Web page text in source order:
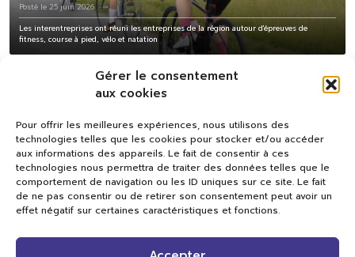
Gérer le consentement
aux cookies
Pour offrir les meilleures expériences, nous utilisons des
technologies telles que les cookies pour stocker et/ou accéder
aux informations des appareils. Le fait de consentir à ces
technologies nous permettra de traiter des données telles que le
comportement de navigation ou les ID uniques sur ce site. Le fait
de ne pas consentir ou de retirer son consentement peut avoir un
effet négatif sur certaines caractéristiques et fonctions.
Posté le 25 juin 2026
Les interentreprises ont réuni les entreprises de la région autour d'épreuves de
fitness, course à pied, vélo et natation
Val TV